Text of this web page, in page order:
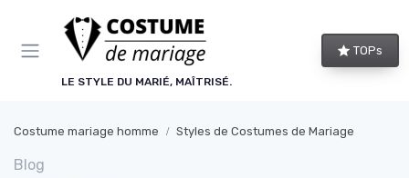
LE STYLE DU MARIÉ, MAÎTRISÉ.
TOPs
Costume mariage homme Styles de Costumes de Mariage
Blog